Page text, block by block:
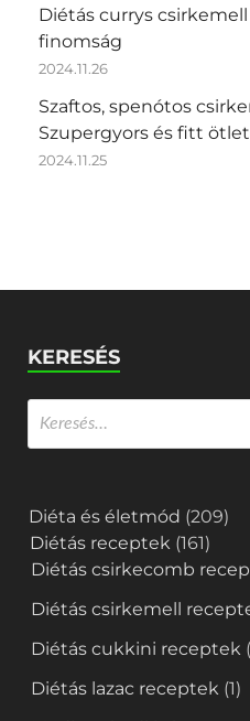
Diétás currys
finomság
2024.11.26
Szaftos, spenótos
Szupergyors és fitt ötlet
2024.11.25
KERESÉS
Diéta és életmód (209)
Diétás receptek (161)
Diétás csirkecomb
Diétás csirkemell
Diétás cukkini receptek
Diétás lazac receptek (1)